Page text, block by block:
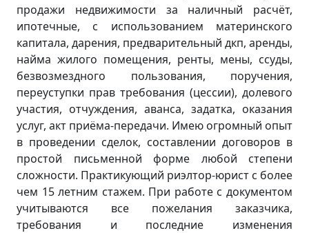
продажи недвижимости за наличный расчёт,
ипотечные, с использованием материнского
капитала, дарения, предварительный дкп, аренды,
найма жилого помещения, ренты, мены, ссуды,
безвозмездного пользования, поручения,
переуступки прав требования (цессии), долевого
участия, отчуждения, аванса, задатка, оказания
услуг, акт приёма-передачи. Имею огромный опыт
в проведении сделок, составлении договоров в
простой письменной форме любой степени
сложности. Практикующий риэлтор-юрист с более
чем 15 летним стажем. При работе с документом
учитываются все пожелания заказчика,
требования и последние изменения